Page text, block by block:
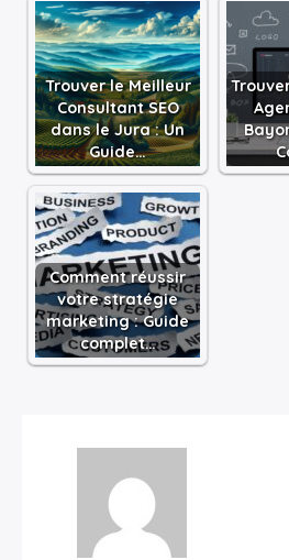
Trouver le Meilleur
Consultant SEO
dans le Jura : Un
Guide…
Comment réussir
votre stratégie
marketing : Guide
complet…